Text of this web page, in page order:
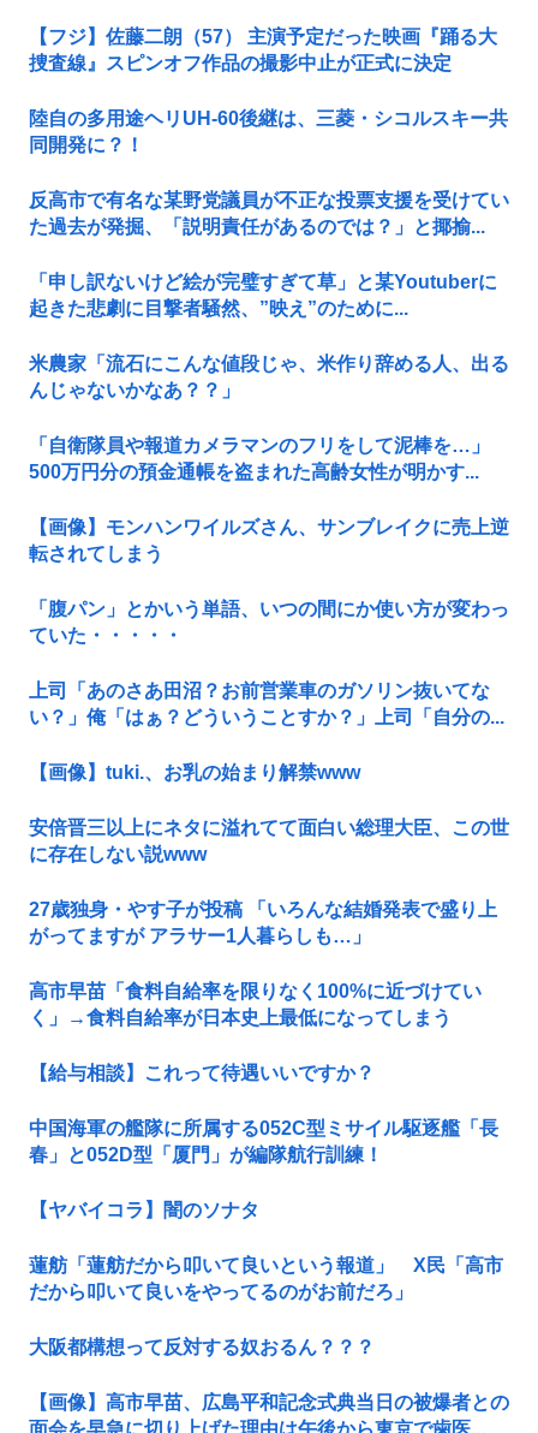
【フジ】佐藤二朗（57） 主演予定だった映画『踊る大
捜査線』スピンオフ作品の撮影中止が正式に決定
陸自の多用途ヘリUH-60後継は、三菱・シコルスキー共
同開発に？！
反高市で有名な某野党議員が不正な投票支援を受けてい
た過去が発掘、「説明責任があるのでは？」と揶揄...
「申し訳ないけど絵が完璧すぎて草」と某Youtuberに
起きた悲劇に目撃者騒然、”映え”のために...
米農家「流石にこんな値段じゃ、米作り辞める人、出る
んじゃないかなあ？？」
「自衛隊員や報道カメラマンのフリをして泥棒を…」
500万円分の預金通帳を盗まれた高齢女性が明かす...
【画像】モンハンワイルズさん、サンブレイクに売上逆
転されてしまう
「腹パン」とかいう単語、いつの間にか使い方が変わっ
ていた・・・・・
上司「あのさあ田沼？お前営業車のガソリン抜いてな
い？」俺「はぁ？どういうことすか？」上司「自分の...
【画像】tuki.、お乳の始まり解禁www
安倍晋三以上にネタに溢れてて面白い総理大臣、この世
に存在しない説www
27歳独身・やす子が投稿 「いろんな結婚発表で盛り上
がってますが アラサー1人暮らしも…」
高市早苗「食料自給率を限りなく100%に近づけてい
く」→食料自給率が日本史上最低になってしまう
【給与相談】これって待遇いいですか？
中国海軍の艦隊に所属する052C型ミサイル駆逐艦「長
春」と052D型「厦門」が編隊航行訓練！
【ヤバイコラ】闇のソナタ
蓮舫「蓮舫だから叩いて良いという報道」 X民「高市
だから叩いて良いをやってるのがお前だろ」
大阪都構想って反対する奴おるん？？？
【画像】高市早苗、広島平和記念式典当日の被爆者との
面会を早急に切り上げた理由は午後から東京で歯医...